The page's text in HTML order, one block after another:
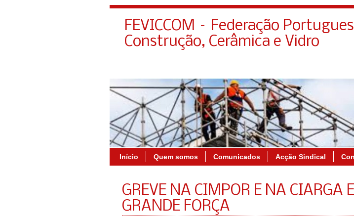
FEVICCOM – Federação
Construção, Cerâmica e Vidro
Início Quem somos Comunicados Acção Sindical
GREVE NA CIMPOR E NA CIARGA
GRANDE FORÇA